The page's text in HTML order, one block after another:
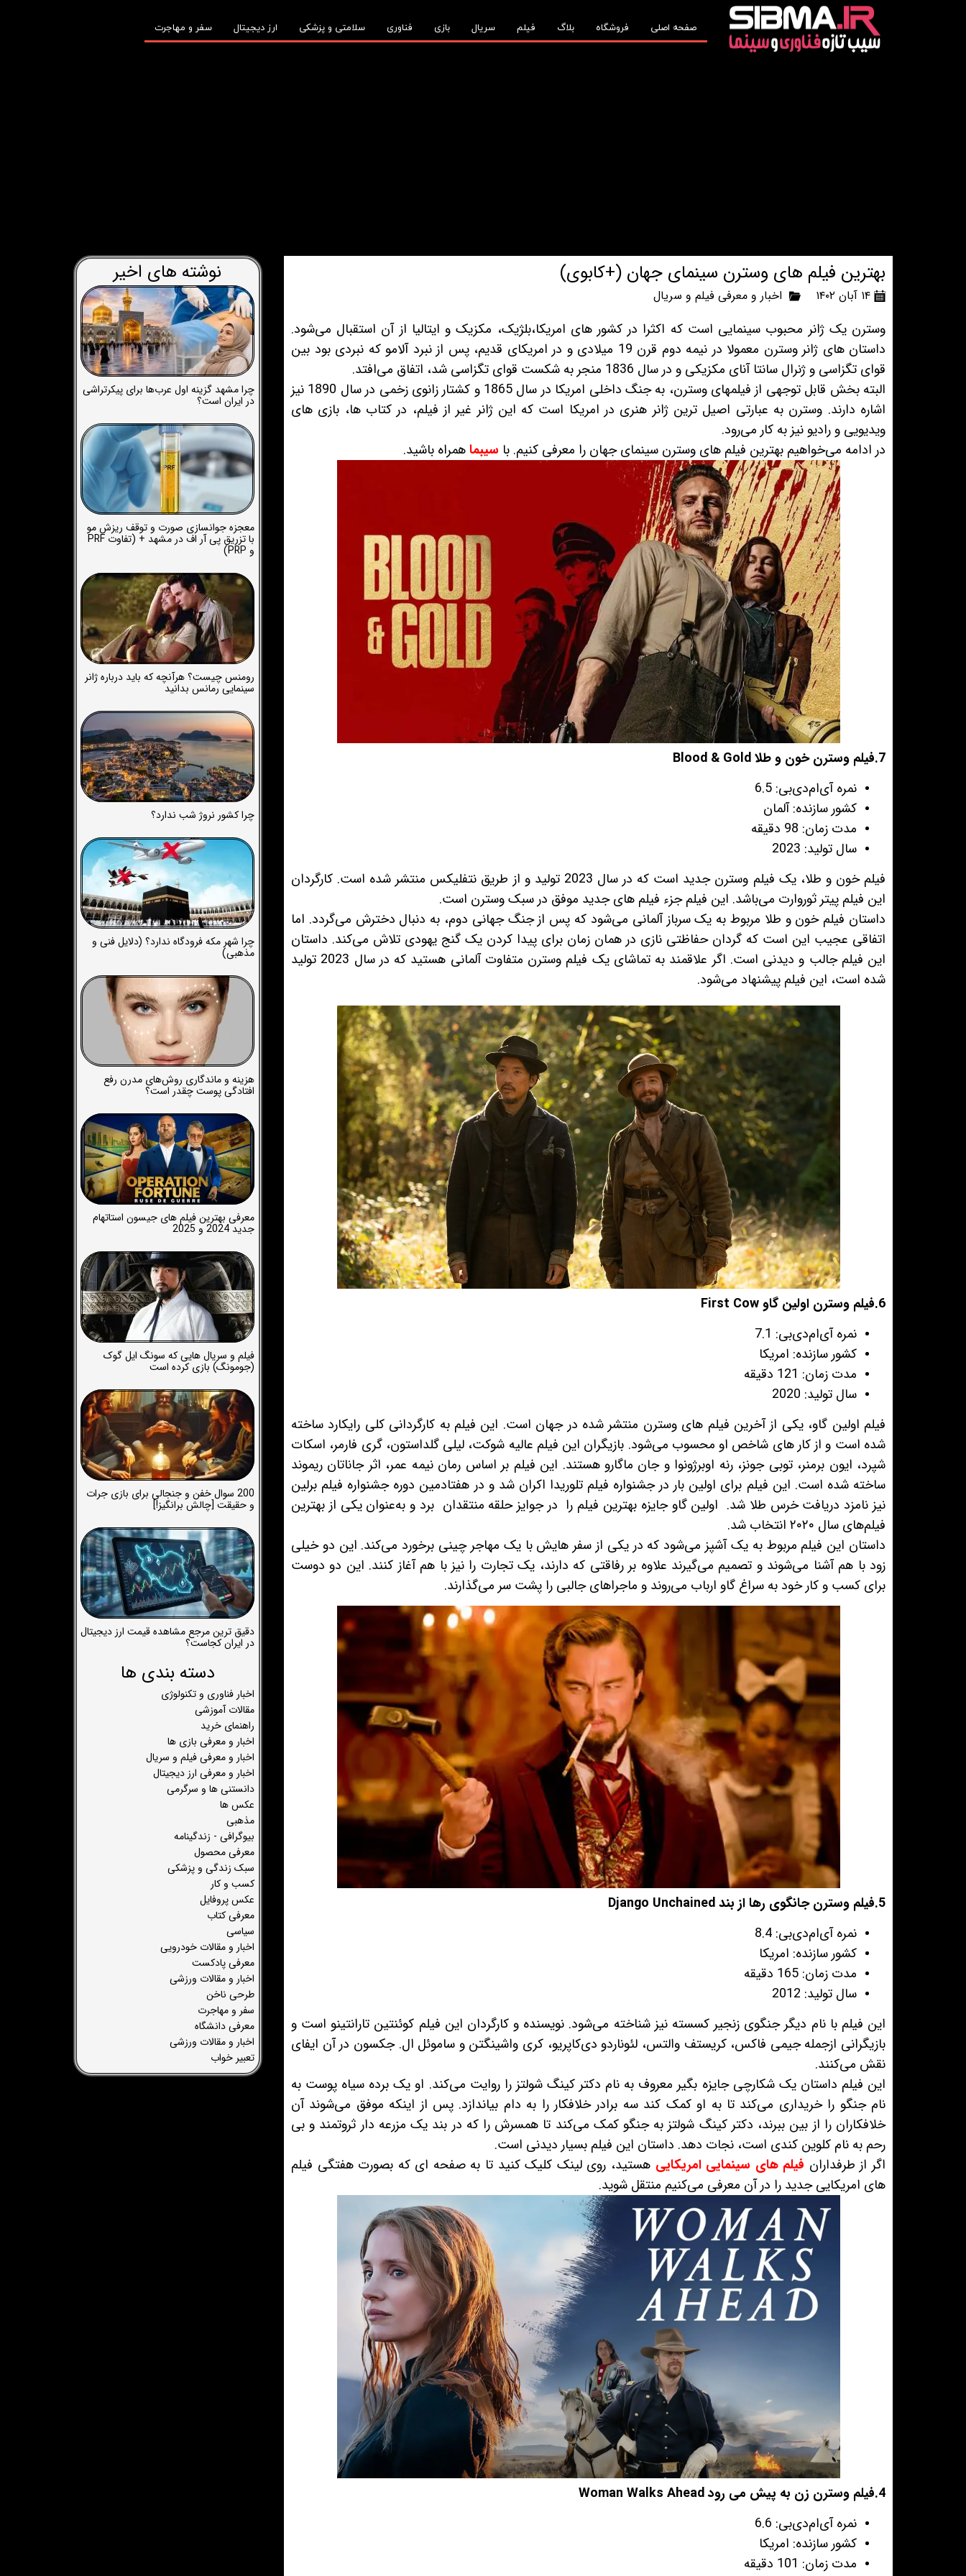
صفحه اصلی فروشگاه بلاگ فیلم سریال بازی فناوری سلامتی و پزشکی ارز دیجیتال سفر و مهاجرت
بهترین فیلم های وسترن سینمای جهان (+کابوی)
۱۴ آبان ۱۴۰۲ اخبار و معرفی فیلم و سریال
وسترن یک ژانر محبوب سینمایی است که اکثرا در کشور های امریکا،بلژیک، مکزیک و ایتالیا از آن استقبال می‌شود.
داستان های ژانر وسترن معمولا در نیمه دوم قرن 19 میلادی و در امریکای قدیم، پس از نبرد آلامو که نبردی بود بین
قوای تگزاسی و ژنرال سانتا آنای مکزیکی و در سال 1836 منجر به شکست قوای تگزاسی شد، اتفاق می‌افتد.
البته بخش قابل توجهی از فیلمهای وسترن، به جنگ داخلی امریکا در سال 1865 و کشتار زانوی زخمی در سال 1890 نیز
اشاره دارند. وسترن به عبارتی اصیل ترین ژانر هنری در امریکا است که این ژانر غیر از فیلم، در کتاب ها، بازی های
ویدیویی و رادیو نیز به کار می‌رود.
در ادامه می‌خواهیم بهترین فیلم های وسترن سینمای جهان را معرفی کنیم. با سیبماهمراه باشید.
7.فیلم وسترن خون و طلا Blood & Gold
نمره آی‌ام‌دی‌بی: 6.5
کشور سازنده: آلمان
مدت زمان: 98 دقیقه
سال تولید: 2023
فیلم خون و طلا، یک فیلم وسترن جدید است که در سال 2023 تولید و از طریق نتفلیکس منتشر شده است. کارگردان
این فیلم پیتر ثوروارت می‌باشد. این فیلم جزء فیلم های جدید موفق در سبک وسترن است.
داستان فیلم خون و طلا مربوط به یک سرباز آلمانی می‌شود که پس از جنگ جهانی دوم، به دنبال دخترش می‌گردد. اما
اتفاقی عجیب این است که گردان حفاظتی نازی در همان زمان برای پیدا کردن یک گنج یهودی تلاش می‌کند. داستان
این فیلم جالب و دیدنی است. اگر علاقمند به تماشای یک فیلم وسترن متفاوت آلمانی هستید که در سال 2023 تولید
شده است، این فیلم پیشنهاد می‌شود.
6.فیلم وسترن اولین گاو First Cow
نمره آی‌ام‌دی‌بی: 7.1
کشور سازنده: امریکا
مدت زمان: 121 دقیقه
سال تولید: 2020
فیلم اولین گاو، یکی از آخرین فیلم های وسترن منتشر شده در جهان است. این فیلم به کارگردانی کلی رایکارد ساخته
شده است و از کار های شاخص او محسوب می‌شود. بازیگران این فیلم عالیه شوکت، لیلی گلداستون، گری فارمر، اسکات
شپرد، ایون برمنر، توبی جونز، رنه اوبرژونوا و جان ماگارو هستند. این فیلم بر اساس رمان نیمه عمر، اثر جاناتان ریموند
ساخته شده است. این فیلم برای اولین بار در جشنواره فیلم تلوریدا اکران شد و در هفتادمین دوره جشنواره فیلم برلین
نیز نامزد دریافت خرس طلا شد. اولین گاو جایزه بهترین فیلم را در جوایز حلقه منتقدان برد و به‌عنوان یکی از بهترین
فیلم‌های سال ۲۰۲۰ انتخاب شد.
داستان این فیلم مربوط به یک آشپز می‌شود که در یکی از سفر هایش با یک مهاجر چینی برخورد می‌کند. این دو خیلی
زود با هم آشنا می‌شوند و تصمیم می‌گیرند علاوه بر رفاقتی که دارند، یک تجارت را نیز با هم آغاز کنند. این دو دوست
برای کسب و کار خود به سراغ گاو ارباب می‌روند و ماجراهای جالبی را پشت سر می‌گذارند.
5.فیلم وسترن جانگوی رها از بند Django Unchained
نمره آی‌ام‌دی‌بی: 8.4
کشور سازنده: امریکا
مدت زمان: 165 دقیقه
سال تولید: 2012
این فیلم با نام دیگر جنگوی زنجیر کسسته نیز شناخته می‌شود. نویسنده و کارگردان این فیلم کوئنتین تارانتینو است و
بازیگرانی ازجمله جیمی فاکس، کریستف والتس، لئوناردو دی‌کاپریو، کری واشینگتن و ساموئل ال. جکسون در آن ایفای
نقش می‌کنند.
این فیلم داستان یک شکارچی جایزه بگیر معروف به نام دکتر کینگ شولتز را روایت می‌کند. او یک برده سیاه پوست به
نام جنگو را خریداری می‌کند تا به او کمک کند سه برادر خلافکار را به دام بیاندازد. پس از اینکه موفق می‌شوند آن
خلافکاران را از بین ببرند، دکتر کینگ شولتز به جنگو کمک می‌کند تا همسرش را که در بند یک مزرعه دار ثروتمند و بی
رحم به نام کلوین کندی است، نجات دهد. داستان این فیلم بسیار دیدنی است.
اگر از طرفداران فیلم های سینمایی امریکایی هستید، روی لینک کلیک کنید تا به صفحه ای که بصورت هفتگی فیلم
های امریکایی جدید را در آن معرفی می‌کنیم منتقل شوید.
4.فیلم وسترن زن به پیش می رود Woman Walks Ahead
نمره آی‌ام‌دی‌بی: 6.6
کشور سازنده: امریکا
مدت زمان: 101 دقیقه
نوشته های اخیر
چرا مشهد گزینه اول عرب‌ها برای پیکرتراشی
در ایران است؟
معجزه جوانسازی صورت و توقف ریزش مو
با تزریق پی آر اف در مشهد + (تفاوت PRF
و PRP)
رومنس چیست؟ هرآنچه که باید درباره ژانر
سینمایی رمانس بدانید
چرا کشور نروژ شب ندارد؟
چرا شهر مکه فرودگاه ندارد؟ (دلایل فنی و
مذهبی)
هزینه و ماندگاری روش‌های مدرن رفع
افتادگی پوست چقدر است؟
معرفی بهترین فیلم های جیسون استاتهام
جدید 2024 و 2025
فیلم و سریال هایی که سونگ ایل گوک
(جومونگ) بازی کرده است
200 سوال خفن و جنجالی برای بازی جرات
و حقیقت [چالش برانگیز!]
دقیق ترین مرجع مشاهده قیمت ارز دیجیتال
در ایران کجاست؟
دسته بندی ها
اخبار فناوری و تکنولوژی
مقالات آموزشی
راهنمای خرید
اخبار و معرفی بازی ها
اخبار و معرفی فیلم و سریال
اخبار و معرفی ارز دیجیتال
دانستنی ها و سرگرمی
عکس ها
مذهبی
بیوگرافی - زندگینامه
معرفی محصول
سبک زندگی و پزشکی
کسب و کار
عکس پروفایل
معرفی کتاب
سیاسی
اخبار و مقالات خودرویی
معرفی پادکست
اخبار و مقالات ورزشی
طرحی ناخن
سفر و مهاجرت
معرفی دانشگاه
اخبار و مقالات ورزشی
تعبیر خواب